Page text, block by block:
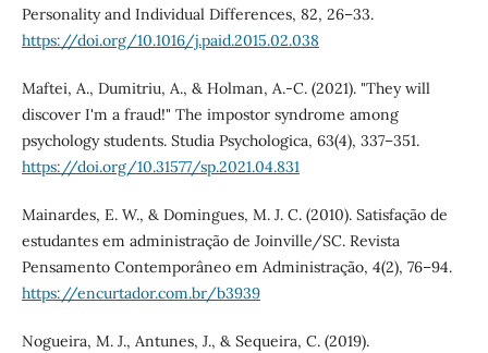
Personality and Individual Differences, 82, 26–33.
https://doi.org/10.1016/j.paid.2015.02.038
Maftei, A., Dumitriu, A., & Holman, A.-C. (2021). "They will
discover I'm a fraud!" The impostor syndrome among
psychology students. Studia Psychologica, 63(4), 337–351.
https://doi.org/10.31577/sp.2021.04.831
Mainardes, E. W., & Domingues, M. J. C. (2010). Satisfação de
estudantes em administração de Joinville/SC. Revista
Pensamento Contemporâneo em Administração, 4(2), 76–94.
https://encurtador.com.br/b3939
Nogueira, M. J., Antunes, J., & Sequeira, C. (2019).